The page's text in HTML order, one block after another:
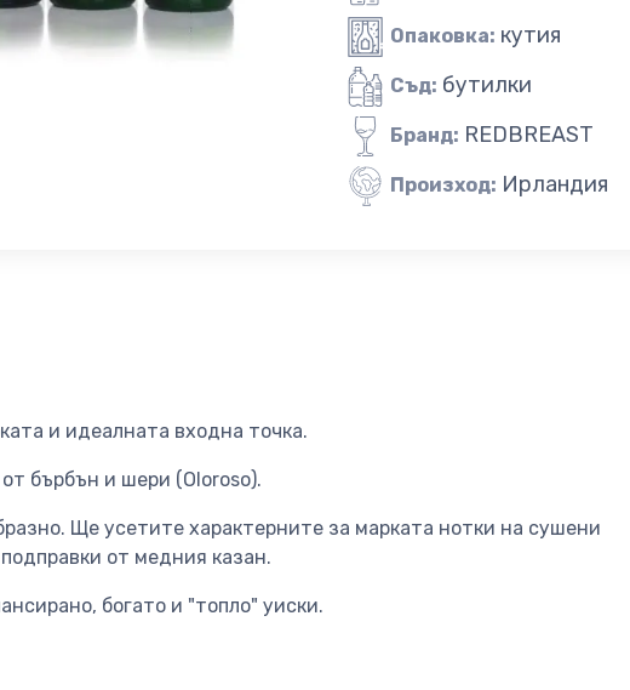
Опаковка: кутия
Съд: бутилки
Бранд: REDBREAST
Произход: Ирландия
и идеалната входна точка.
бърбън и шери (Oloroso).
Ще усетите характерните за марката нотки на сушени
от медния казан.
богато и "топло" уиски.